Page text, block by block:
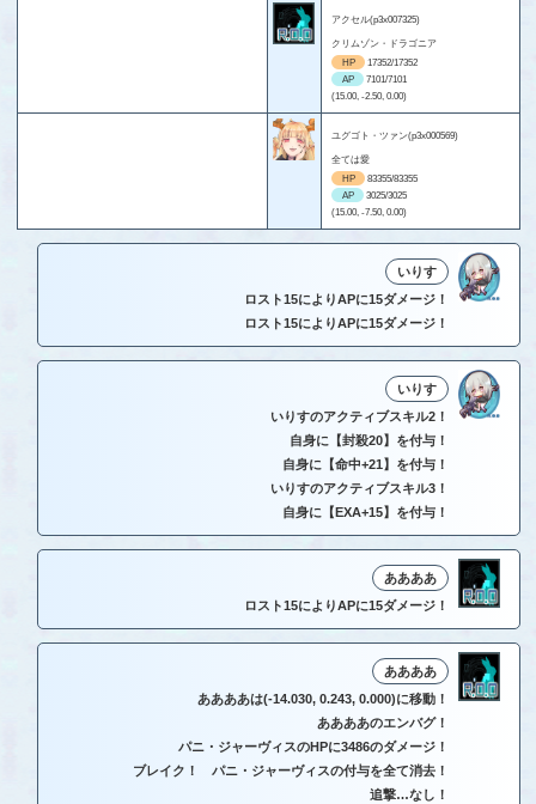
アクセル(p3x007325)
クリムゾン・ドラゴニア
HP
17352/17352
AP
7101/7101
(15.00, -2.50, 0.00)
ユグゴト・ツァン(p3x000569)
全ては愛
HP
83355/83355
AP
3025/3025
(15.00, -7.50, 0.00)
いりす
ロスト15によりAPに15ダメージ！
ロスト15によりAPに15ダメージ！
いりす
いりすのアクティブスキル2！
自身に【封殺20】を付与！
自身に【命中+21】を付与！
いりすのアクティブスキル3！
自身に【EXA+15】を付与！
ああああ
ロスト15によりAPに15ダメージ！
ああああ
ああああは(-14.030, 0.243, 0.000)に移動！
ああああのエンバグ！
パニ・ジャーヴィスのHPに3486のダメージ！
ブレイク！ パニ・ジャーヴィスの付与を全て消去！
追撃…なし！